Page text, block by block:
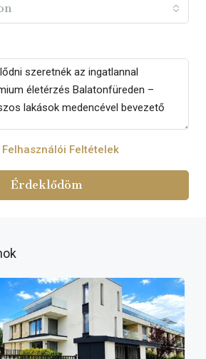
Felhasználói Feltételek
Érdeklődöm